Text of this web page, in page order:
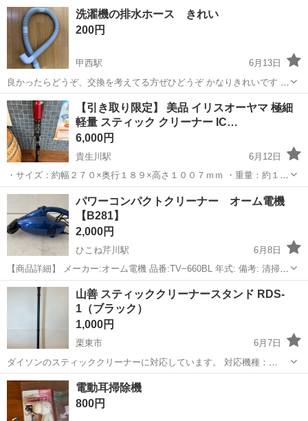
て回りません それ以外は問題ございません。 以前は切れた電線をハン
ダでなおしたのですが、 また切れたのと新しい掃除機手に入ったので
売ります。 短くして車内...
滋賀 彦根市 南彦根駅 電線
洗濯機の排水ホース きれい
200円
甲西駅
6月13日
良かったらどうぞ、交換を考えてる方ぜひどうぞ かなりきれいです ク
リップもお付けします サイズは写真ご確認ください
滋賀 湖南市 甲西駅 生活家電
【引き取り限定】 美品 イリスオーヤマ 極細
軽量 スティック クリーナー IC…
6,000円
貴生川駅
6月12日
・サイズ：約幅２７０×奥行１８９×高さ１００７ｍｍ ・重量：約１．
９ｋｇ ・タンク容量（集じん）：約０.３Ｌ ・付属品は画像の物のみ
になります。 ・定価：￥14,267 (税込) 【注意事項】 ◆画像が商品
の...
滋賀 甲賀市 生活家電 クリーナー
パワーコンパクトクリーナー オーム電機
【B281】
2,000円
ひこね芹川駅
6月8日
【商品詳細】 メーカー:オーム電機 品番:TV−660BL 年式: 備考: 清掃済
み、通電確認済みの中古品です。 - - - リユースショップ スリーアール
から皆様へ - - - ご覧いただきありがとうございます。...
滋賀 彦根市 ひこね芹川駅 生活家電 オーム電機
山善 スティッククリーナースタンド RDS-
1（ブラック）
1,000円
栗東市
6月7日
ダイソンのスティッククリーナーに対応しています。 対応機種：
DC30、DC31、DC34、DC35、DC43、DC45、DC61、DC62、DC74、
滋賀 栗東市 生活家電
電動耳掃除機
800円